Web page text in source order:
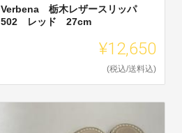
Verbena 栃木レザースリッパ
502 レッド 27cm
¥12,650
(税込/送料込)